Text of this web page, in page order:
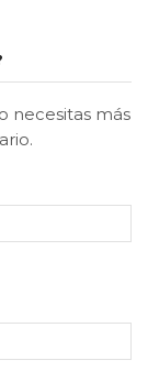
necesitas más